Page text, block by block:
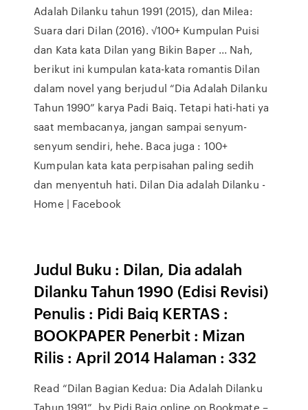
Adalah Dilanku tahun 1991 (2015), dan Milea:
Suara dari Dilan (2016). √100+ Kumpulan Puisi
dan Kata kata Dilan yang Bikin Baper ... Nah,
berikut ini kumpulan kata-kata romantis Dilan
dalam novel yang berjudul “Dia Adalah Dilanku
Tahun 1990” karya Padi Baiq. Tetapi hati-hati ya
saat membacanya, jangan sampai senyum-
senyum sendiri, hehe. Baca juga : 100+
Kumpulan kata kata perpisahan paling sedih
dan menyentuh hati. Dilan Dia adalah Dilanku -
Home | Facebook
Judul Buku : Dilan, Dia adalah
Dilanku Tahun 1990 (Edisi Revisi)
Penulis : Pidi Baiq KERTAS :
BOOKPAPER Penerbit : Mizan
Rilis : April 2014 Halaman : 332
Read “Dilan Bagian Kedua: Dia Adalah Dilanku
Tahun 1991”, by Pidi Baiq online on Bookmate –